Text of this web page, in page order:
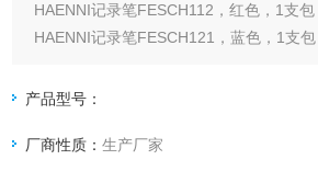
HAENNI记录笔FESCH112，红色，1支包
HAENNI记录笔FESCH121，蓝色，1支包
HAENNI记录笔FESCH1801，蓝色，1支包
产品型号：
厂商性质：生产厂家